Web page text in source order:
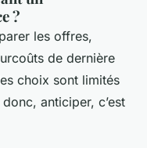
?
les offres,
de dernière
choix sont limités
anticiper, c’est